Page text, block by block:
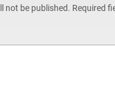
not be published. Required